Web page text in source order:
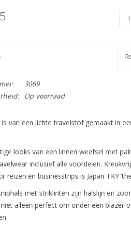
3069
Op voorraad
is van een lichte travelstof gemaakt in
looks van een linnen weefsel met
inclusief alle voordelen.
reizen en businesstrips is Japan TKY
met striklinten zijn halslijn en
alleen perfect om onder een blazer